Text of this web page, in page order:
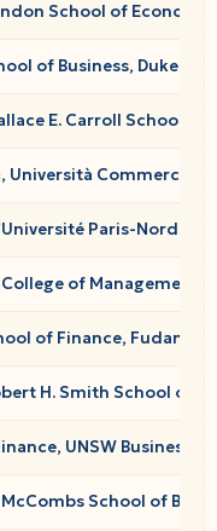
School of
of Business, Duke
E. Carroll School of
Università Commerciale
Paris-Nord
of Management,
of Finance, Fudan
H. Smith School of
UNSW Business
School of